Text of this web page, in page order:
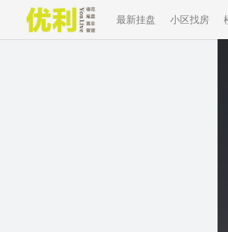
最新挂盘 小区找房